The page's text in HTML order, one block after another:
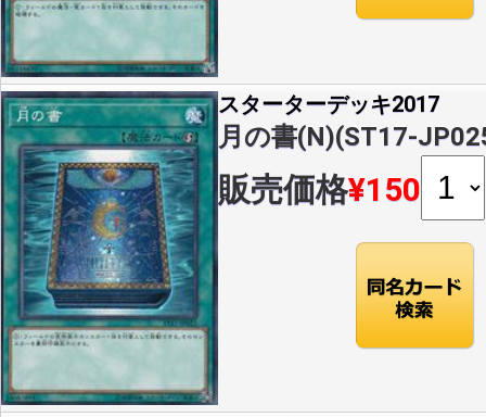
スターターデッキ2017
月の書(N)(ST17-
販売価格¥150